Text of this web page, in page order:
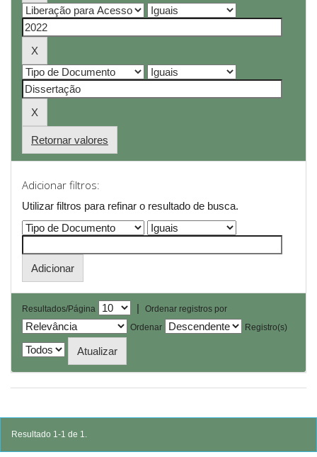
Retornar valores
Adicionar filtros:
Utilizar filtros para refinar o resultado de busca.
Resultados/Página |
Ordenar registros por
Ordenar
Registro(s)
Resultado 1-1 de 1.